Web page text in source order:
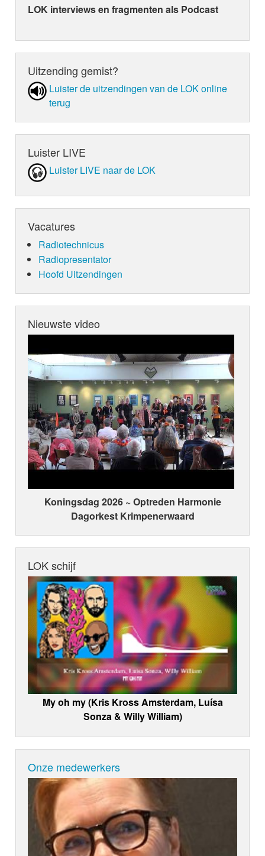
LOK interviews en fragmenten als Podcast
Uitzending gemist?
Luister de uit­zen­din­gen van de LOK online
terug
Luister LIVE
Luister LIVE naar de LOK
Vacatures
Radiotechnicus
Radiopresentator
Hoofd Uitzendingen
Nieuwste video
Koningsdag 2026 ~ Optreden Harmonie
Dagorkest Krimpenerwaard
LOK schijf
My oh my (Kris Kross Amsterdam, Luísa
Sonza & Willy William)
Onze medewerkers